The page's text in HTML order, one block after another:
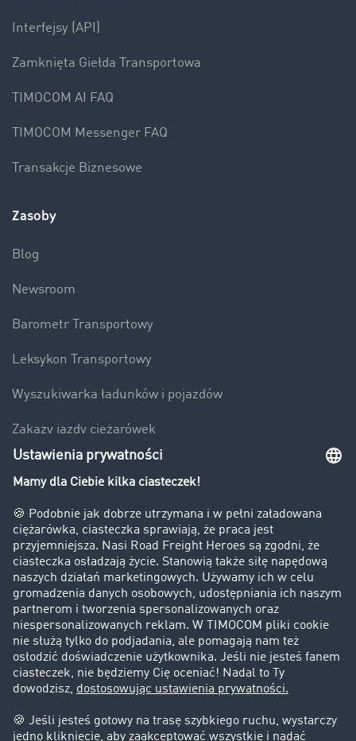
Interfejsy (API)
Zamknięta Giełda Transportowa
TIMOCOM AI FAQ
TIMOCOM Messenger FAQ
Transakcje Biznesowe
Zasoby
Blog
Newsroom
Barometr Transportowy
Leksykon Transportowy
Wyszukiwarka ładunków i pojazdów
Zakazy jazdy ciężarówek
Bezpieczeństwo
Firma
Historie sukcesu
Klienci pozyskują nowych klientów
Informacje prawne
Impressum
OWU
Ochrona danych